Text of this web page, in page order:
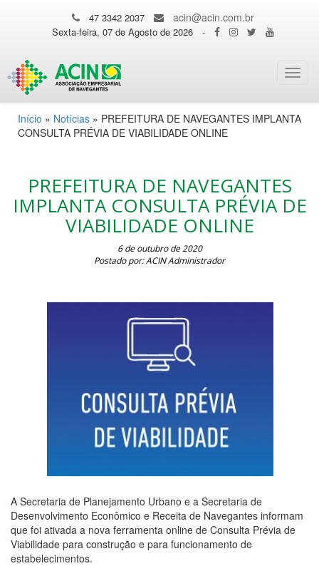
47 3342 2037 acin@acin.com.br
Sexta-feira, 07 de Agosto de 2026 -
Início » Notícias » PREFEITURA DE NAVEGANTES IMPLANTA
CONSULTA PRÉVIA DE VIABILIDADE ONLINE
PREFEITURA DE NAVEGANTES
IMPLANTA CONSULTA PRÉVIA DE
VIABILIDADE ONLINE
6 de outubro de 2020
Postado por: ACIN Administrador
A Secretaria de Planejamento Urbano e a Secretaria de
Desenvolvimento Econômico e Receita de Navegantes informam
que foi ativada a nova ferramenta online de Consulta Prévia de
Viabilidade para construção e para funcionamento de
estabelecimentos.